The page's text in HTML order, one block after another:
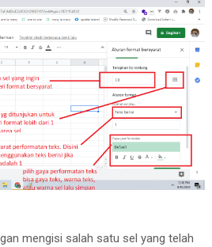
mengisi salah satu sel yang telah